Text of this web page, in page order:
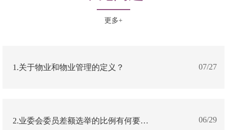
更多+
1.关于物业和物业管理的定义？ 07/27
2.业委会委员差额选举的比例有何要求？ 06/29